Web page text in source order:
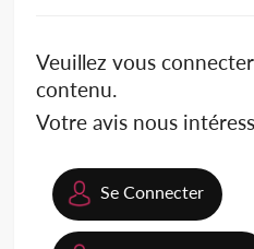
Veuillez vous
contenu.
Votre avis nous
Se Connecter